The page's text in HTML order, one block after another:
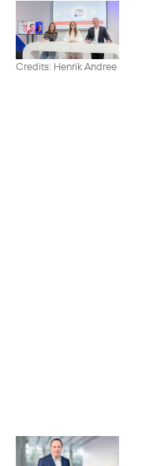
Credits: Henrik Andree